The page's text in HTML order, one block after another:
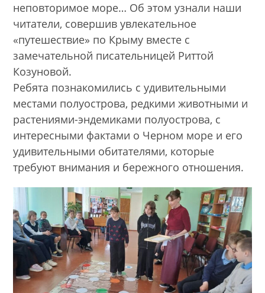
неповторимое море… Об этом узнали наши
читатели, совершив увлекательное
«путешествие» по Крыму вместе с
замечательной писательницей Риттой
Козуновой.
Ребята познакомились с удивительными
местами полуострова, редкими животными и
растениями-эндемиками полуострова, с
интересными фактами о Черном море и его
удивительными обитателями, которые
требуют внимания и бережного отношения.